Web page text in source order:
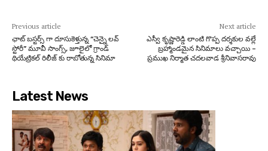
Previous article
ఛాట్ బస్టర్స్ గా దూసుకెళ్తున్న “చెన్నై లవ్
స్టోరీ” మూవీ సాంగ్స్, జూలైలో గ్రాండ్
థియేట్రికల్ రిలీజ్ కు రాబోతున్న సినిమా
Next article
ఎస్వీ కృష్ణారెడ్డి లాంటి గొప్ప దర్శకుల వల్లే
బ్రహ్మాండమైన సినిమాలు వచ్చాయి –
ప్రముఖ నిర్మాత చదలవాడ శ్రీనివాసరావు
Latest News